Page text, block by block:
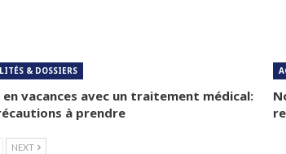
& DOSSIERS
vacances avec un traitement médical:
à prendre
NEXT